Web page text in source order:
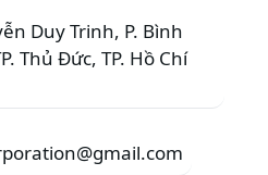
Duy Trinh, P. Bình
Thủ Đức, TP. Hồ Chí